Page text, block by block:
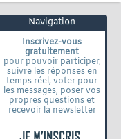
Navigation
Inscrivez-vous
gratuitement
pour pouvoir participer,
suivre les réponses en
temps réel, voter pour
les messages, poser vos
propres questions et
recevoir la newsletter